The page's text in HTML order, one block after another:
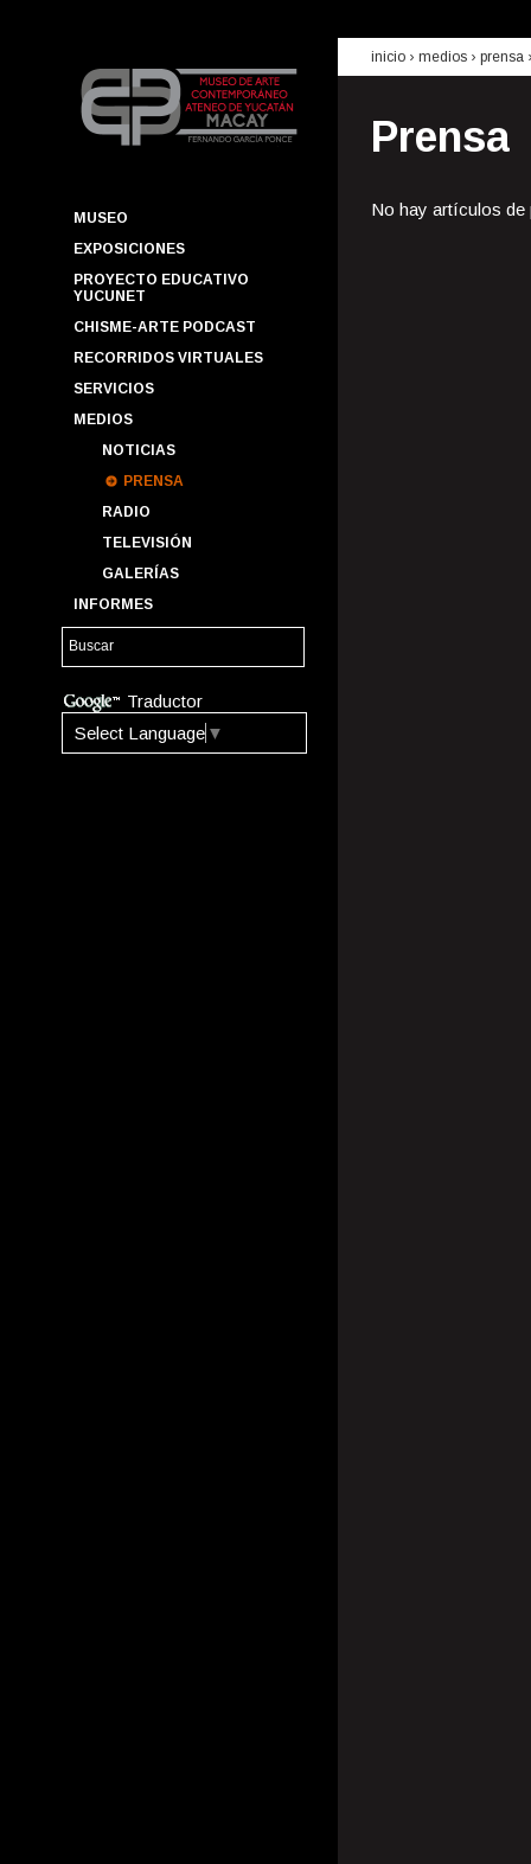
MUSEO
EXPOSICIONES
PROYECTO EDUCATIVO
YUCUNET
CHISME-ARTE PODCAST
RECORRIDOS VIRTUALES
SERVICIOS
MEDIOS
NOTICIAS
PRENSA
RADIO
TELEVISIÓN
GALERÍAS
INFORMES
Traductor
Select Language ▼
inicio › medios › prensa
Prensa
No hay artículos de